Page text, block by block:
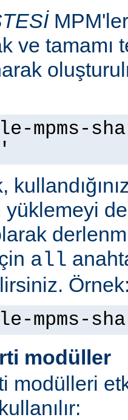
ve tamamı
mpms-
yüklemeyi
all
mpms-
modüller
modülleri